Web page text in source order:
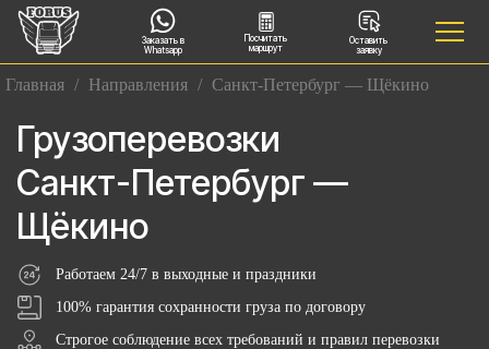
Заказать в
Whatsapp
Посчитать
маршрут
Оставить
заявку
Главная / Направления / Санкт-Петербург — Щёкино
Грузоперевозки
Санкт-Петербург —
Щёкино
Работаем 24/7 в выходные и праздники
100% гарантия сохранности груза по договору
Строгое соблюдение всех требований и правил перевозки